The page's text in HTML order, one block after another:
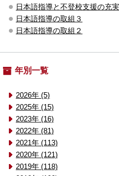
日本語指導と不登校支援の充
日本語指導の取組３
日本語指導の取組２
年別一覧
2026年 (5)
2025年 (15)
2023年 (16)
2022年 (81)
2021年 (113)
2020年 (121)
2019年 (118)